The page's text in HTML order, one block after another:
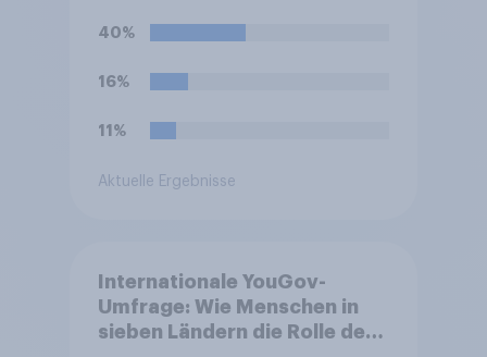
40%
16%
11%
Aktuelle Ergebnisse
Internationale YouGov-
Umfrage: Wie Menschen in
sieben Ländern die Rolle der